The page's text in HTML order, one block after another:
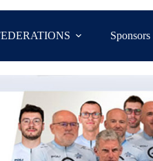
Sponsors